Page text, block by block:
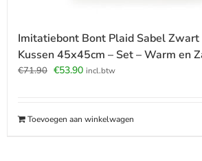
Imitatiebont Bont Plaid Sabel
Kussen 45x45cm – Set – Warm en
€71.90 Oorspronkelijke
€53.90Huidige
€53.90.
incl.btw
Toevoegen aan winkelwagen